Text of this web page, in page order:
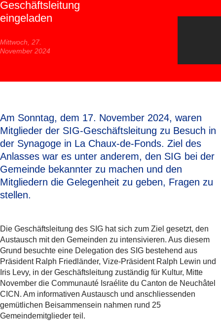
Geschäftsleitung
eingeladen
Mittwoch, 27.
November 2024
Am Sonntag, dem 17. November 2024, waren
Mitglieder der SIG-Geschäftsleitung zu Besuch in
der Synagoge in La Chaux-de-Fonds. Ziel des
Anlasses war es unter anderem, den SIG bei der
Gemeinde bekannter zu machen und den
Mitgliedern die Gelegenheit zu geben, Fragen zu
stellen.
Die Geschäftsleitung des SIG hat sich zum Ziel gesetzt, den
Austausch mit den Gemeinden zu intensivieren. Aus diesem
Grund besuchte eine Delegation des SIG bestehend aus
Präsident Ralph Friedländer, Vize-Präsident Ralph Lewin und
Iris Levy, in der Geschäftsleitung zuständig für Kultur, Mitte
November die Communauté Israélite du Canton de Neuchâtel
CICN. Am informativen Austausch und anschliessenden
gemütlichen Beisammensein nahmen rund 25
Gemeindemitglieder teil.